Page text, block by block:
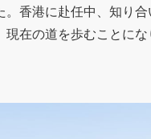
。香港に赴任中、知り
現在の道を歩むことに